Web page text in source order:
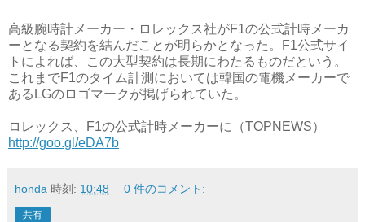
高級腕時計メーカー・ロレックス社がF1の公式計時メーカ
ーとなる契約を結んだことが明らかとなった。F1公式サイ
トによれば、この大型契約は長期にわたるものだという。
これまでF1のタイム計測においては韓国の電機メーカーで
あるLGのロゴマークが掲げられていた。
ロレックス、F1の公式計時メーカーに（TOPNEWS）
http://goo.gl/eDA7b
honda 時刻: 10:48 0 件のコメント:
共有